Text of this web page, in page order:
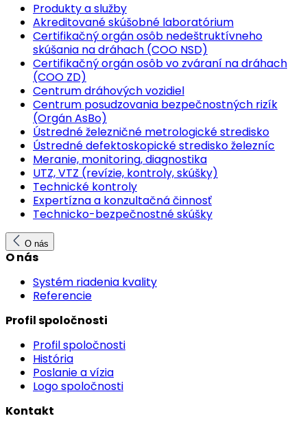
Produkty a služby
Akreditované skúšobné laboratórium
Certifikačný orgán osôb nedeštruktívneho
skúšania na dráhach (COO NSD)
Certifikačný orgán osôb vo zváraní na dráhach
(COO ZD)
Centrum dráhových vozidiel
Centrum posudzovania bezpečnostných rizík
(Orgán AsBo)
Ústredné železničné metrologické stredisko
Ústredné defektoskopické stredisko železníc
Meranie, monitoring, diagnostika
UTZ, VTZ (revízie, kontroly, skúšky)
Technické kontroly
Expertízna a konzultačná činnosť
Technicko-bezpečnostné skúšky
O nás
O nás
Systém riadenia kvality
Referencie
Profil spoločnosti
Profil spoločnosti
História
Poslanie a vízia
Logo spoločnosti
Kontakt